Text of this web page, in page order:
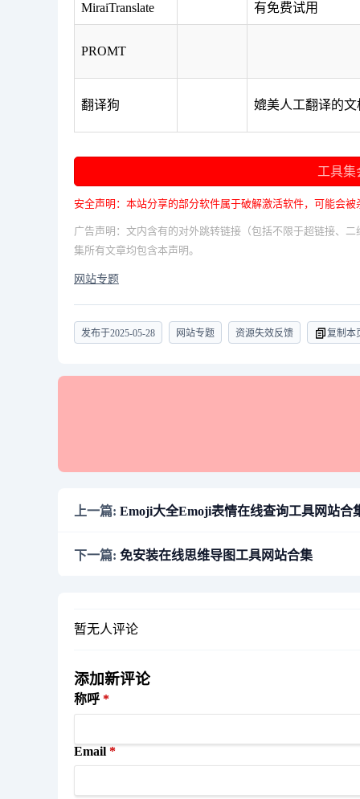
MiraiTranslate 有免费试用
PROMT
翻译狗 媲美人工翻译的
工具
安全声明：本站分享的部分软件属于破解激活软件，可能会
广告声明：文内含有的对外跳转链接（包括不限于超链接、
集所有文章均包含本声明。
网站专题
发布于2025-05-28 网站专题 资源失效反馈 复制本
上一篇: Emoji大全Emoji表情在线查询工具网站合
下一篇: 免安装在线思维导图工具网站合集
暂无人评论
添加新评论
称呼
Email